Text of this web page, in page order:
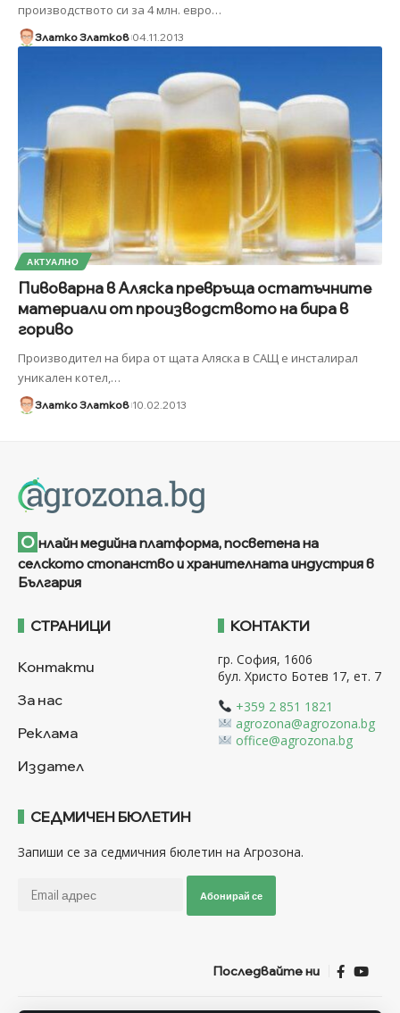
производството си за 4 млн. евро…
Златко Златков 04.11.2013
АКТУАЛНО
Пивоварна в Аляска превръща остатъчните
материали от производството на бира в
гориво
Производител на бира от щата Аляска в САЩ е инсталирал
уникален котел,…
Златко Златков 10.02.2013
О нлайн медийна платформа, посветена на
селското стопанство и хранителната индустрия в
България
СТРАНИЦИ
Контакти
За нас
Реклама
Издател
КОНТАКТИ
гр. София, 1606
бул. Христо Ботев 17, ет. 7
+359 2 851 1821
agrozona@agrozona.bg
office@agrozona.bg
СЕДМИЧЕН БЮЛЕТИН
Запиши се за седмичния бюлетин на Агрозона.
Абонирай се
Последвайте ни